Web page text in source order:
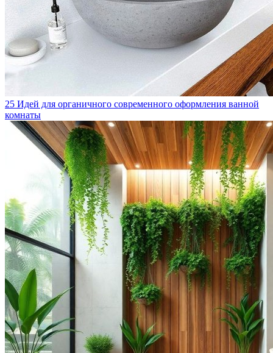
25 Идей для органичного современного оформления ванной
комнаты